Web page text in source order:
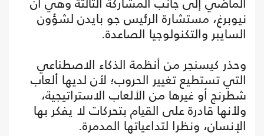
نيوبرغ، مستشارة الرئيس جو بايدن لشؤون
السايبر والتكنولوجيا الصاعدة.
وحذر كيسنجر من أنظمة الذكاء الاصطناعي
التي تستطيع تغيير الحروب؛ لأن لديها ألعاب
شطرنج أو غيرها من الألعاب الاستراتيجية،
ولأنها قادرة على القيام بتحركات لا يفكر بها
الإنسان، ونظرا لتداعياتها المدمرة.